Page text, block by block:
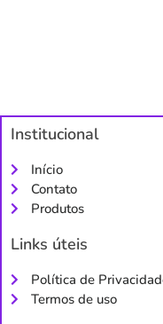
Institucional
Início
Contato
Produtos
Links úteis
Política de
Termos de uso